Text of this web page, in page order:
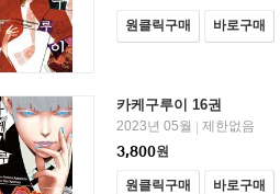
원클릭구매 바로구매
카케구루이 16권
2023년 05월 | 제한없음
3,800원
원클릭구매 바로구매